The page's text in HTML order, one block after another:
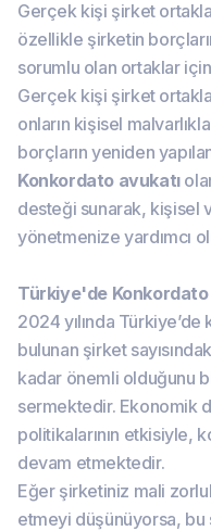
Gerçek kişi şirket
özellikle şirketin
sorumlu olan ortaklar
Gerçek kişi şirket
onların kişisel
borçların yeniden
Konkordato avukatı
desteği sunarak, kişisel
yönetmenize yardımcı
Türkiye'de
2024 yılında
bulunan şirket
kadar önemli olduğunu
sermektedir. Ekonomik
politikalarının etkisiyle,
devam etmektedir.
Eğer şirketiniz mali
etmeyi düşünüyorsa,